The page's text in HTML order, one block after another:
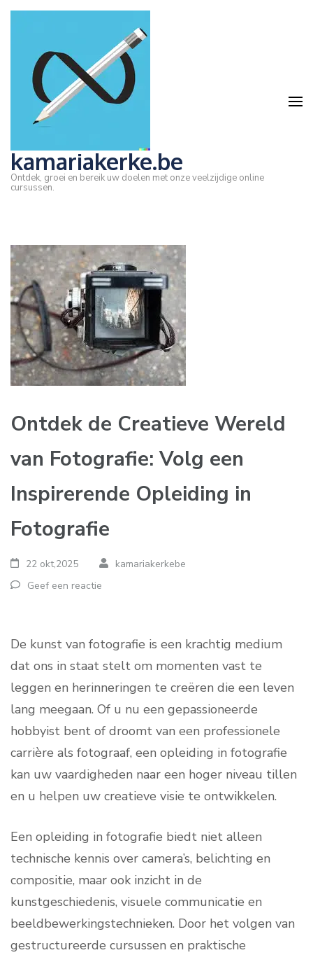
Ga
Enter)
kamariakerke.be
Ontdek, groei en bereik uw doelen met onze veelzijdige online
cursussen.
Ontdek de Creatieve Wereld
van Fotografie: Volg een
Inspirerende Opleiding in
Fotografie
22 okt,2025
kamariakerkebe
Geef een reactie
De kunst van fotografie is een krachtig medium
dat ons in staat stelt om momenten vast te
leggen en herinneringen te creëren die een leven
lang meegaan. Of u nu een gepassioneerde
hobbyist bent of droomt van een professionele
carrière als fotograaf, een opleiding in fotografie
kan uw vaardigheden naar een hoger niveau tillen
en u helpen uw creatieve visie te ontwikkelen.
Een opleiding in fotografie biedt niet alleen
technische kennis over camera’s, belichting en
compositie, maar ook inzicht in de
kunstgeschiedenis, visuele communicatie en
beeldbewerkingstechnieken. Door het volgen van
gestructureerde cursussen en praktische